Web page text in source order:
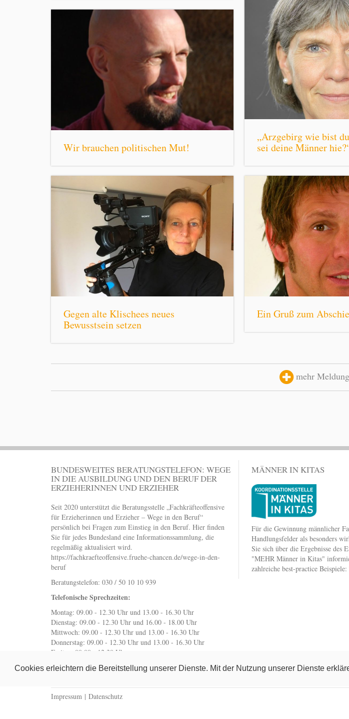
Cookies erleichtern die Bereitstellung unserer Dienste. Mit der Nutzung unserer Dienste
„Arzgebirg wie bist
sei deine Männer
Wir brauchen politischen Mut!
Gegen alte Klischees neues
Bewusstsein setzen
Ein Gruß zum
mehr
BUNDESWEITES BERATUNGSTELEFON: WEGE
IN DIE AUSBILDUNG UND DEN BERUF DER
ERZIEHERINNEN UND ERZIEHER
Seit 2020 unterstützt die Beratungsstelle „Fachkräfteoffensive
für Erzieherinnen und Erzieher – Wege in den Beruf“
persönlich bei Fragen zum Einstieg in den Beruf. Hier finden
Sie für jedes Bundesland eine Informationssammlung, die
regelmäßig aktualisiert wird.
https://fachkraefteoffensive.fruehe-chancen.de/wege-in-den-
beruf
Beratungstelefon: 030 / 50 10 10 939
Telefonische Sprechzeiten:
Montag: 09.00 - 12.30 Uhr und 13.00 - 16.30 Uhr
Dienstag: 09.00 - 12.30 Uhr und 16.00 - 18.00 Uhr
Mittwoch: 09.00 - 12.30 Uhr und 13.00 - 16.30 Uhr
Donnerstag: 09.00 - 12.30 Uhr und 13.00 - 16.30 Uhr
Freitag: 09.00 - 12.30 Uhr
wegeindenberuf@fruehe-chancen.de
MÄNNER IN KITAS
Für die Gewinnung männlicher
Handlungsfelder als besonders
Sie sich über die Ergebnisse des
"MEHR Männer in Kitas"
zahlreiche best-practice Beispiele:
Impressum | Datenschutz